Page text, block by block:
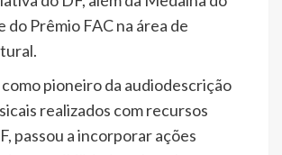
do Prêmio FAC na área de
pioneiro da audiodescrição
realizados com recursos
passou a incorporar ações